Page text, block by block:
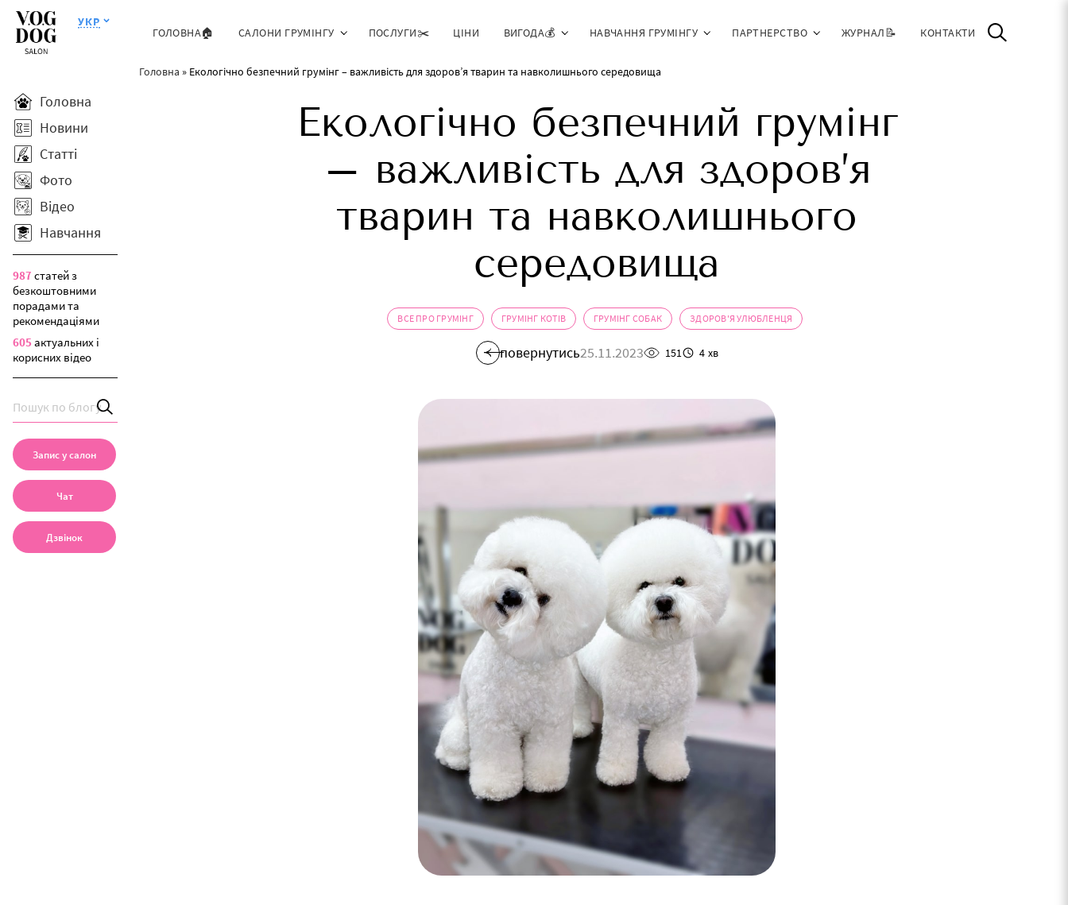
УКР
ГОЛОВНА🏠
САЛОНИ ГРУМІНГУ ПОСЛУГИ✂️ ЦІНИ ВИГОДА💰 НАВЧАННЯ ГРУМІНГУ ПАРТНЕРСТВО ЖУРНАЛ📝 КОНТАКТИ
Головна » Екологічно безпечний грумінг – важливість для здоров’я тварин та навколишнього середовища
Головна
Новини
Статті
Фото
Відео
Навчання
987 статей з
безкоштовними
порадами та
рекомендаціями
605 актуальних і
корисних відео
Запис у салон
Чат
Дзвінок
Екологічно безпечний грумінг
– важливість для здоров’я
тварин та навколишнього
середовища
ВСЕ ПРО ГРУМІНГ ГРУМІНГ КОТІВ ГРУМІНГ СОБАК ЗДОРОВ'Я УЛЮБЛЕНЦЯ
повернутись25.11.2023 151 4 хв